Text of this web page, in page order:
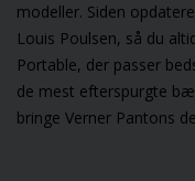
modeller. Siden
Louis Poulsen, så du
Portable, der passer
de mest efterspurgte
bringe Verner Pantons